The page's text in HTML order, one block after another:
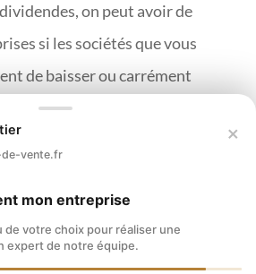
on peut avoir de
si les sociétés que vous
de baisser ou carrément
versements.
POUR VIVRE DES
puissante
consiste à investir dans
de-vente.fr
×
mon entreprise
de votre choix pour réaliser une
expert de notre équipe.